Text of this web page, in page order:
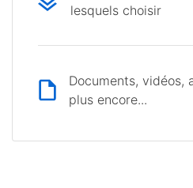
lesquels choisir
Documents, vidéos,
plus encore...